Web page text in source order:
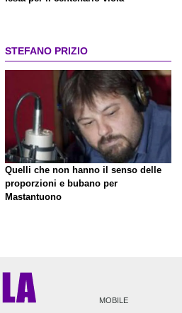
STEFANO PRIZIO
Quelli che non hanno il senso delle
proporzioni e bubano per
Mastantuono
MOBILE